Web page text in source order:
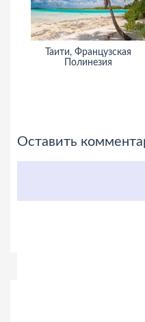
Таити, Французская
Полинезия
Оставить